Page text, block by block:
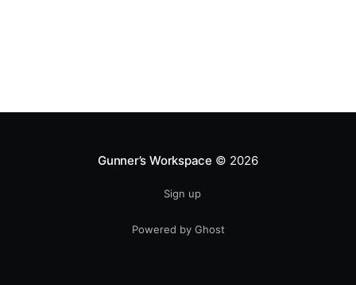
Gunner’s Workspace © 2026
Sign up
Powered by Ghost